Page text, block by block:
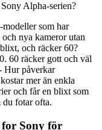
Alpha-serien?
som har
nya kameror utan
och räcker 60?
60 räcker gott och väl
Hur påverkar
mer än enkla
och får en blixt som
du fotar ofta.
Sony för